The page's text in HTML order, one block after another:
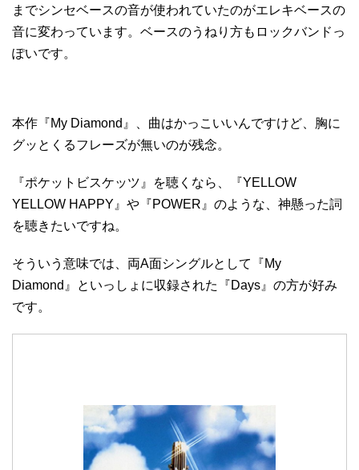
までシンセベースの音が使われていたのがエレキベースの
音に変わっています。ベースのうねり方もロックバンドっ
ぽいです。
本作『My Diamond』、曲はかっこいいんですけど、胸に
グッとくるフレーズが無いのが残念。
『ポケットビスケッツ』を聴くなら、『YELLOW
YELLOW HAPPY』や『POWER』のような、神懸った詞
を聴きたいですね。
そういう意味では、両A面シングルとして『My
Diamond』といっしょに収録された『Days』の方が好み
です。